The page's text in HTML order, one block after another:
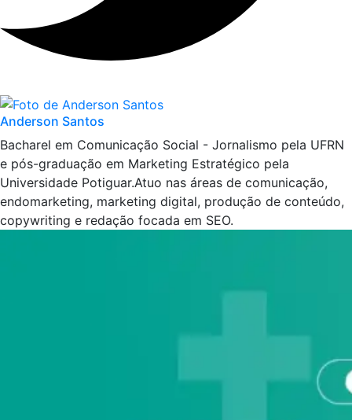
Anderson Santos
Bacharel em Comunicação Social - Jornalismo pela UFRN
e pós-graduação em Marketing Estratégico pela
Universidade Potiguar.Atuo nas áreas de comunicação,
endomarketing, marketing digital, produção de conteúdo,
copywriting e redação focada em SEO.